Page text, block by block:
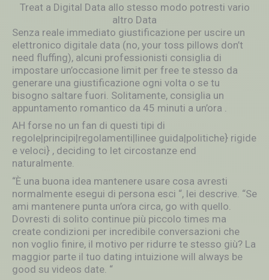
Treat a Digital Data allo stesso modo potresti vario
altro Data
Senza reale immediato giustificazione per uscire un
elettronico digitale data (no, your toss pillows don’t
need fluffing), alcuni professionisti consiglia di
impostare un’occasione limit per free te stesso da
generare una giustificazione ogni volta o se tu
bisogno saltare fuori. Solitamente, consiglia un
appuntamento romantico da 45 minuti a un’ora .
AH forse no un fan di questi tipi di
regole|principi|regolamenti|linee guida|politiche} rigide
e veloci} , deciding to let circostanze end
naturalmente.
“È una buona idea mantenere usare cosa avresti
normalmente esegui di persona esci “, lei descrive. “Se
ami mantenere punta un’ora circa, go with quello.
Dovresti di solito continue più piccolo times ma
create condizioni per incredibile conversazioni che
non voglio finire, il motivo per ridurre te stesso giù? La
maggior parte il tuo dating intuizione will always be
good su videos date. “